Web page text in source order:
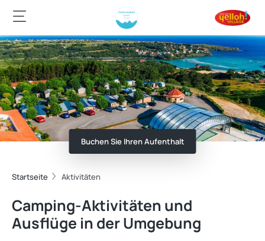
Buchen Sie Ihren Aufenthalt
Startseite Aktivitäten
Camping-Aktivitäten und
Ausflüge in der Umgebung